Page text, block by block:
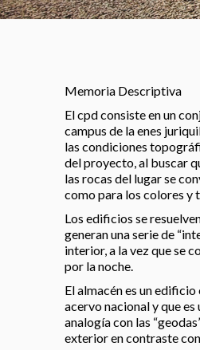
Memoria Descriptiva
El cpd consiste en un
campus de la enes
las condiciones
del proyecto, al buscar
las rocas del lugar se
como para los colores y
Los edificios se
generan una serie de
interior, a la vez que se
por la noche.
El almacén es un
acervo nacional y que
analogía con las
exterior en contraste